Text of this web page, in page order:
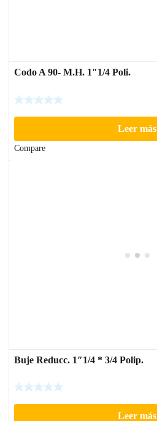
Codo A 90- M.H. 1″1/4 Poli.
Leer más
Compare
Buje Reducc. 1″1/4 * 3/4 Polip.
Leer más